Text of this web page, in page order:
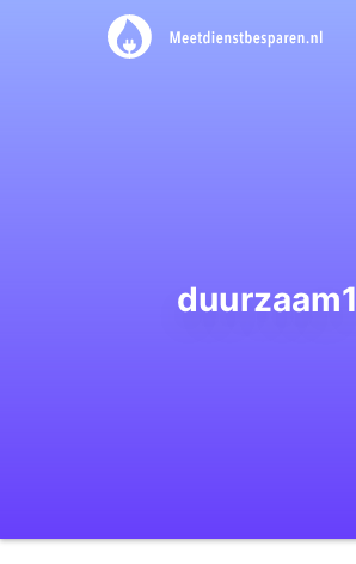
duurzaam1